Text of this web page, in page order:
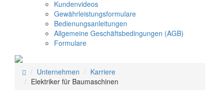
Kundenvideos
Gewährleistungsformulare
Bedienungsanleitungen
Allgemeine Geschäftsbedingungen (AGB)
Formulare
Unternehmen
Karriere
Elektriker für Baumaschinen